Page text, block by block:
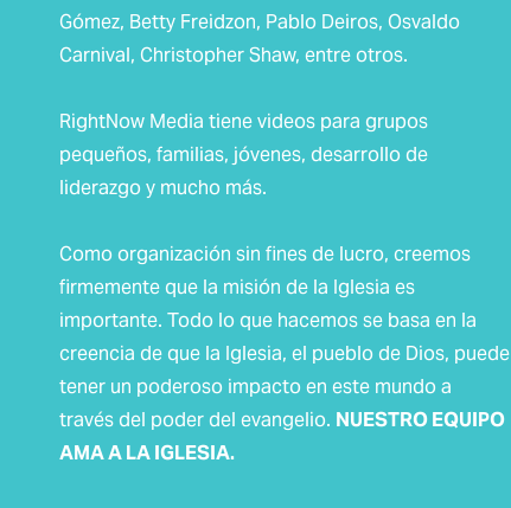
Gómez, Betty Freidzon, Pablo Deiros, Osvaldo
Carnival, Christopher Shaw, entre otros.
RightNow Media tiene videos para grupos
pequeños, familias, jóvenes, desarrollo de
liderazgo y mucho más.
Como organización sin fines de lucro, creemos
firmemente que la misión de la Iglesia es
importante. Todo lo que hacemos se basa en la
creencia de que la Iglesia, el pueblo de Dios, puede
tener un poderoso impacto en este mundo a
través del poder del evangelio. ​ NUESTRO EQUIPO
AMA A LA IGLESIA.